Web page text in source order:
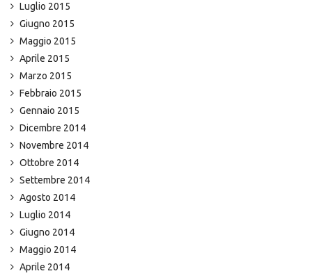
Luglio 2015
Giugno 2015
Maggio 2015
Aprile 2015
Marzo 2015
Febbraio 2015
Gennaio 2015
Dicembre 2014
Novembre 2014
Ottobre 2014
Settembre 2014
Agosto 2014
Luglio 2014
Giugno 2014
Maggio 2014
Aprile 2014